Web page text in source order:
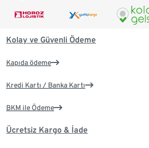
Kolay ve Güvenli Ödeme
Kapıda ödeme
Kredi Kartı / Banka Kartı
BKM ile Ödeme
Ücretsiz Kargo & İade